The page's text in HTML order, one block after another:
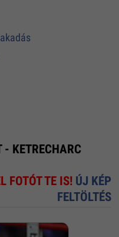
- KETRECHARC
FOTÓT TE IS! ÚJ KÉP
FELTÖLTÉS